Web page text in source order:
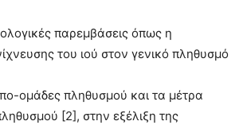
παρεμβάσεις όπως η
του ιού στον γενικό πληθυσμό
ομάδες πληθυσμού και τα μέτρα
[2], στην εξέλιξη της